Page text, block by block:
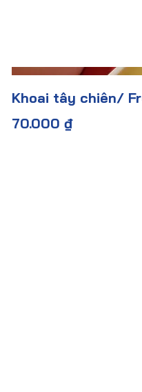
Khoai tây chiên/
70.000 ₫